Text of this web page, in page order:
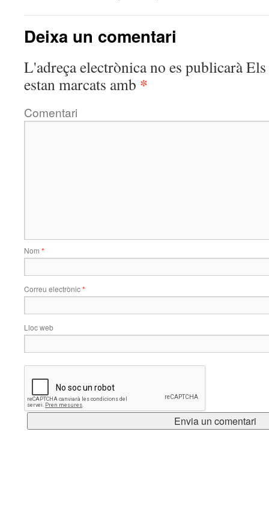
Deixa un comentari
L'adreça electrònica no es publicaràEls
estan marcats amb *
Comentari
Nom *
Correu electrònic*
Lloc web